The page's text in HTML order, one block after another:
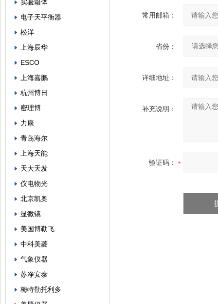
实验箱体
电子天平衡器
松洋
上海辰华
ESCO
上海嘉鹏
杭州博日
密理博
力康
青岛海尔
上海天能
天大天发
仪电物光
北京凯奥
显微镜
美国博勒飞
中科美菱
气象仪器
苏净安泰
梅特勒托利多
常用邮箱：
省份：
详细地址：
补充说明：
验证码：